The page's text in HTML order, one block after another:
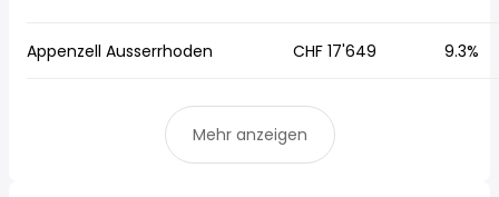
Appenzell Ausserrhoden CHF 17'649 9.3%
Mehr anzeigen